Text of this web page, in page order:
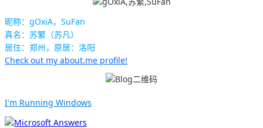
昵称：gOxiA，SuFan
真名：苏繁（苏凡）
居住：郑州，原居：洛阳
Check out my about.me profile!
I'm Running Windows